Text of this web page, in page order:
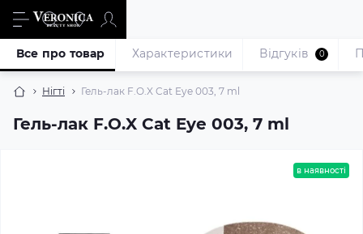
Нігті Гель-лак F.O.X Cat Eye 003, 7 ml
Гель-лак F.O.X Cat Eye 003, 7 ml
Все про товар Характеристики Відгуків 0
в наявності